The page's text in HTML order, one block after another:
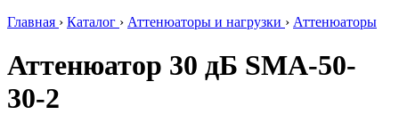
Главная › Каталог › Аттенюаторы и нагрузки › Аттенюаторы
Аттенюатор 30 дБ SMA-50-
30-2